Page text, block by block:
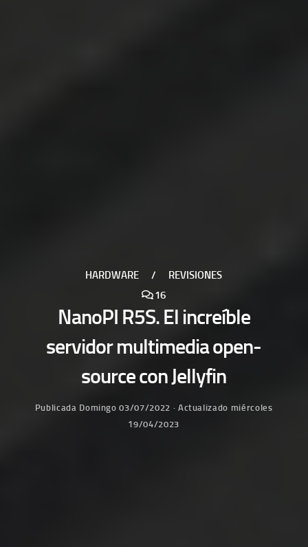
HARDWARE /
REVISIONES
16
NanoPI R5S. El increíble
servidor multimedia open-
source con Jellyfin
Publicada Domingo 03/07/2022 · Actualizado miércoles
19/04/2023